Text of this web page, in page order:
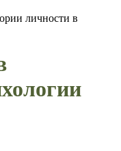
личности в